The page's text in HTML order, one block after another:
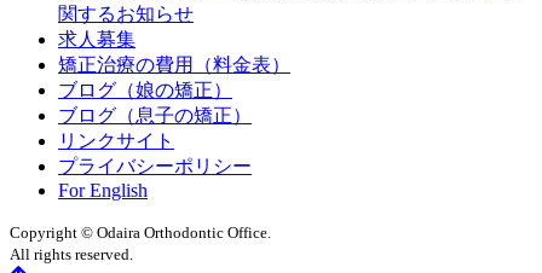
関するお知らせ
求人募集
矯正治療の費用（料金表）
ブログ（娘の矯正）
ブログ（息子の矯正）
リンクサイト
プライバシーポリシー
For English
Copyright © Odaira Orthodontic Office.
All rights reserved.